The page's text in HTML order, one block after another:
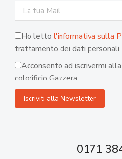
Ho letto l'informativa sulla
trattamento dei dati personali.
Acconsento ad iscrivermi
colorificio Gazzera
0171